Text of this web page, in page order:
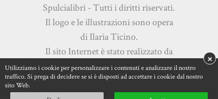
Utilizziamo i cookie per personalizzare i contenuti e analizzare il nostro
traffico. Si prega di decidere se si è disposti ad accettare i cookie dal nostro
sito Web.
×
Spulcialibri - Tutti i diritti riservati.
Il logo e le illustrazioni sono opera
di Ilaria Ticino.
Il sito Internet è stato realizzato da
Martini Multimedia s.a.s.
Privacy Policy|Cookie Policy